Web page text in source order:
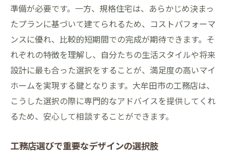
準備が必要です。一方、規格住宅は、あらかじめ決まっ
たプランに基づいて建てられるため、コストパフォーマ
ンスに優れ、比較的短期間での完成が期待できます。そ
れぞれの特徴を理解し、自分たちの生活スタイルや将来
設計に最も合った選択をすることが、満足度の高いマイ
ホームを実現する鍵となります。大牟田市の工務店は、
こうした選択の際に専門的なアドバイスを提供してくれ
るため、安心して相談することができます。
工務店選びで重要なデザインの選択肢